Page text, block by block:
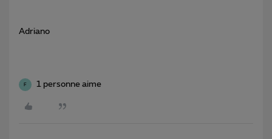
Adriano
F 1 personne aime